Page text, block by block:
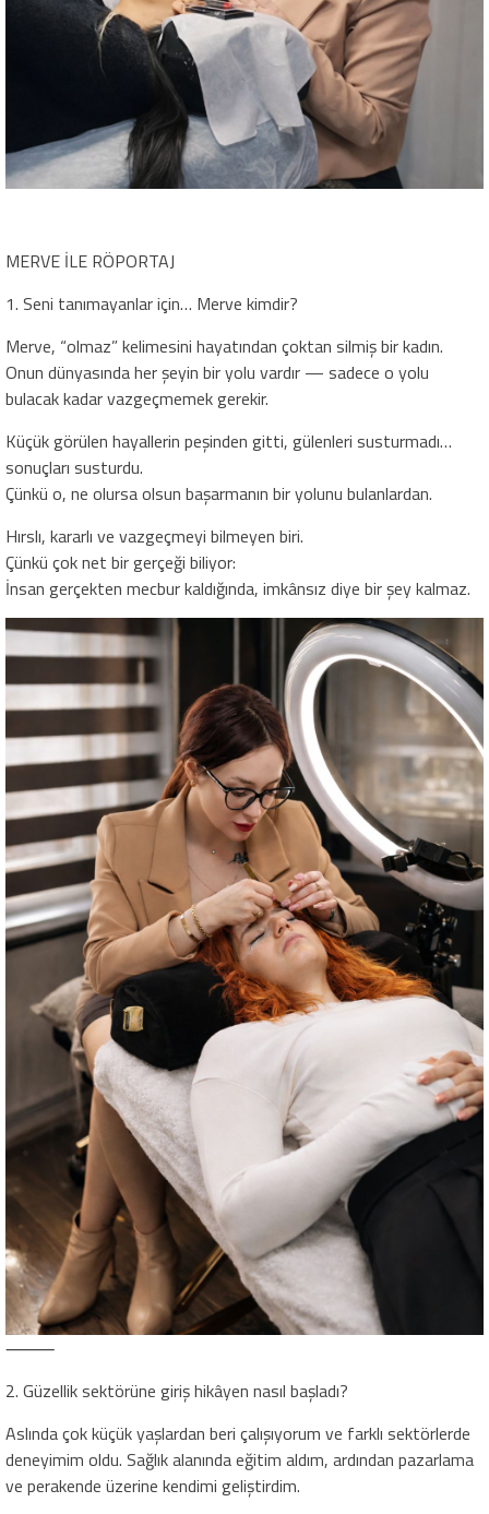
MERVE İLE RÖPORTAJ
1. Seni tanımayanlar için… Merve kimdir?
Merve, “olmaz” kelimesini hayatından çoktan silmiş bir kadın.
Onun dünyasında her şeyin bir yolu vardır — sadece o yolu
bulacak kadar vazgeçmemek gerekir.
Küçük görülen hayallerin peşinden gitti, gülenleri susturmadı…
sonuçları susturdu.
Çünkü o, ne olursa olsun başarmanın bir yolunu bulanlardan.
Hırslı, kararlı ve vazgeçmeyi bilmeyen biri.
Çünkü çok net bir gerçeği biliyor:
İnsan gerçekten mecbur kaldığında, imkânsız diye bir şey kalmaz.
⸻
2. Güzellik sektörüne giriş hikâyen nasıl başladı?
Aslında çok küçük yaşlardan beri çalışıyorum ve farklı sektörlerde
deneyimim oldu. Sağlık alanında eğitim aldım, ardından pazarlama
ve perakende üzerine kendimi geliştirdim.